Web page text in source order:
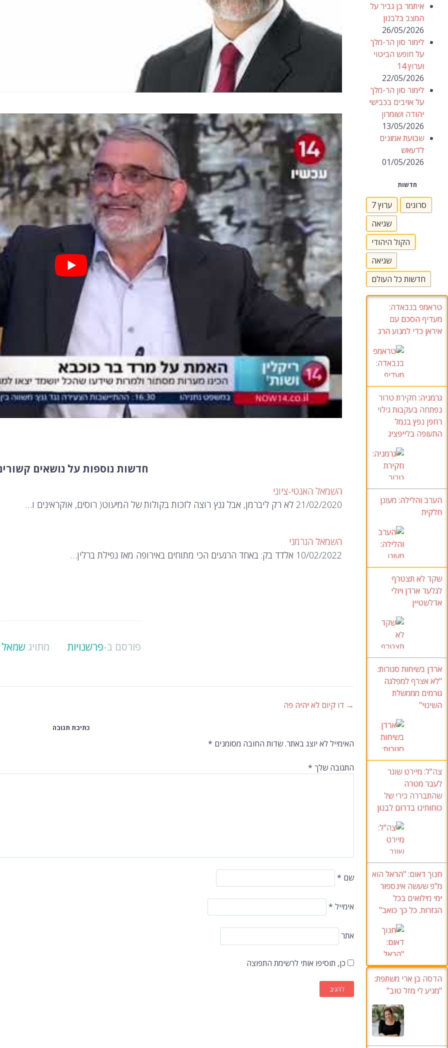
חדשות נוספות על נושאים
השמאל האנטי-ציוני
21/02/2020 לא רק ליברמן, אבל גנץ רוצה לזכות בקולות של המיעוט( רוסים, אוקראינים ו…
השמאל הגרמני
10/02/2022 אלדד בק: באחד הרגעים הכי מתוחים באירופה מאז נפילת ברלין…
פורסם ב-פרשנויות מתויגשמאל
ניווט
ברשומות
→ דו קיום לא יהיה פה
כתיבת תגובה
האימייל לא יוצג באתר.שדות החובה מסומנים *
התגובה שלך *
שם *
אימייל *
אתר
כן, תוסיפו אותי לרשימת התפוצה
איתמר בן גביר על
המצב בלבנון
26/05/2026
לימור סון הר-מלך
על חופש הביטוי
וערוץ 14
22/05/2026
לימור סון הר-מלך
על אויבים בכבישי
יהודה ושומרון
13/05/2026
שבועת אמונים
לדעאש
01/05/2026
חדשות
ערוץ 7
סרוגים
שגיאה
הקול היהודי
שגיאה
חדשות כל העולם
טראמפ בנבאדה:
מעדיף הסכם עם
איראן כדי למנוע הרג
גרמניה: חקירת טרור
נפתחה בעקבות גילוי
רחפן נפץ בנמל
התעופה בלייפציג
הערב והלילה: מעונן
חלקית
שקד לא תצטרף
לגלעד ארדן ויולי
אדלשטיין
ארדן בשיחות סגורות:
"לא אצרף למפלגה
גורמים מממשלת
השינוי"
צה"ל: מיירט שוגר
לעבר מטרה
שהתבררה כירי של
כוחותינו בדרום לבנון
חנוך דאום: "הראל הוא
מ"פ שעשה אינספור
ימי מילואים בכל
הגזרות. כל כך כואב"
הדסה בן ארי משתפת:
"מגיע לי מזל טוב"